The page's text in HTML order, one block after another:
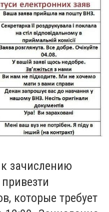
зачислению
которые требует